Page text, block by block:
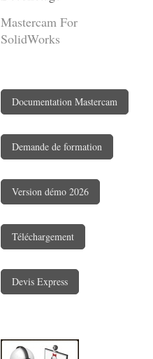
Mastercam For
SolidWorks
Documentation Mastercam
Demande de formation
Version démo 2026
Téléchargement
Devis Express